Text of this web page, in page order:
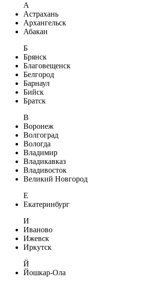
А
Астрахань
Архангельск
Абакан
Б
Брянск
Благовещенск
Белгород
Барнаул
Бийск
Братск
В
Воронеж
Волгоград
Вологда
Владимир
Владикавказ
Владивосток
Великий Новгород
Е
Екатеринбург
И
Иваново
Ижевск
Иркутск
Й
Йошкар-Ола